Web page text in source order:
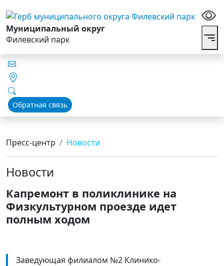
Муниципальный округ
Филевский парк
Обратная связь
Пресс-центр Новости
Новости
Капремонт в поликлинике на
Физкультурном проезде идет
полным ходом
Заведующая филиалом №2 Клинико-